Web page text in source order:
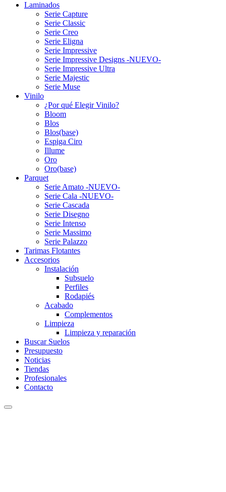
Laminados
Serie Capture
Serie Classic
Serie Creo
Serie Eligna
Serie Impressive
Serie Impressive Designs -NUEVO-
Serie Impressive Ultra
Serie Majestic
Serie Muse
Vinilo
¿Por qué Elegir Vinilo?
Bloom
Blos
Blos(base)
Espiga Ciro
Illume
Oro
Oro(base)
Parquet
Serie Amato -NUEVO-
Serie Cala -NUEVO-
Serie Cascada
Serie Disegno
Serie Intenso
Serie Massimo
Serie Palazzo
Tarimas Flotantes
Accesorios
Instalación
Subsuelo
Perfiles
Rodapiés
Acabado
Complementos
Limpieza
Limpieza y reparación
Buscar Suelos
Presupuesto
Noticias
Tiendas
Profesionales
Contacto